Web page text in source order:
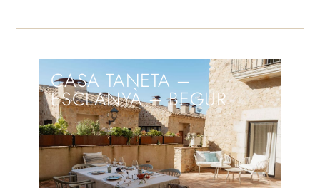
CASA TANETA –
ESCLANYÀ – BEGUR